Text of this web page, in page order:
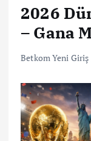
2026
– Gana
Betkom Yeni